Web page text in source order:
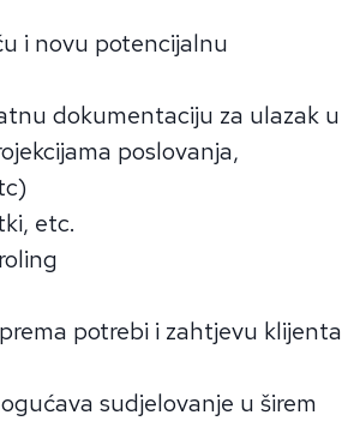
i novu potencijalnu
dokumentaciju za ulazak u
poslovanja,
etc.
potrebi i zahtjevu klijenta
sudjelovanje u širem